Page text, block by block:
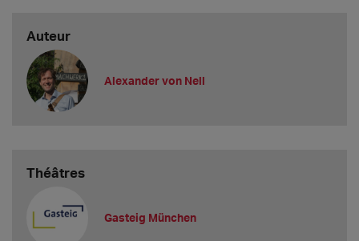
Auteur
Alexander von Nell
Théâtres
Gasteig München